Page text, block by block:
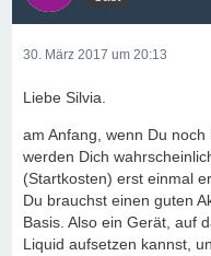
30. März 2017 um 20:13
Liebe Silvia.
am Anfang, wenn Du
werden Dich
(Startkosten) erst einmal
Du brauchst einen guten
Basis. Also ein Gerät, auf
Liquid aufsetzen kannst,